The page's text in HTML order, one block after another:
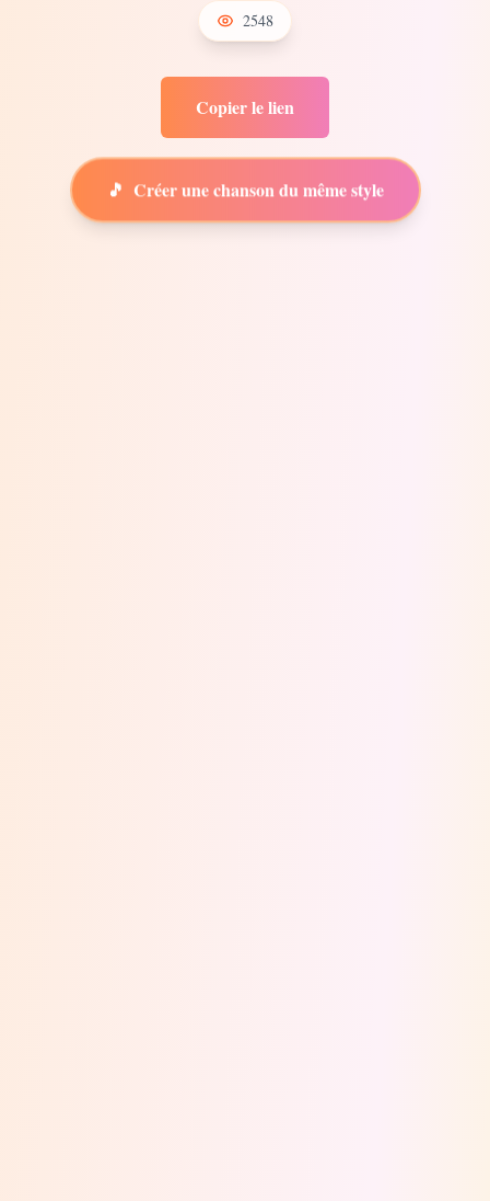
2548
Copier le lien
🎵 Créer une chanson du même style